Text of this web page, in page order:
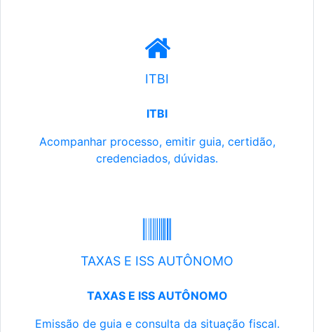
ITBI
ITBI
Acompanhar processo, emitir guia, certidão,
credenciados, dúvidas.
TAXAS E ISS AUTÔNOMO
TAXAS E ISS AUTÔNOMO
Emissão de guia e consulta da situação fiscal.